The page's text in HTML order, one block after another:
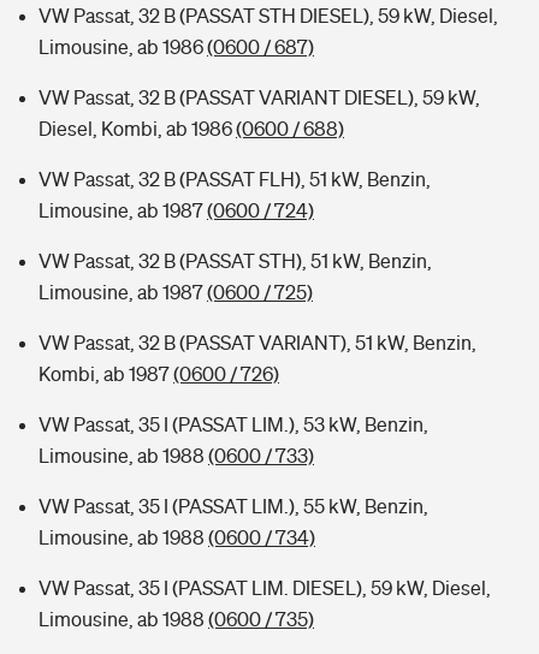
VW Passat, 32 B (PASSAT STH DIESEL), 59 kW, Diesel,
Limousine, ab 1986(0600 / 687)
VW Passat, 32 B (PASSAT VARIANT DIESEL), 59 kW,
Diesel, Kombi, ab 1986(0600 / 688)
VW Passat, 32 B (PASSAT FLH), 51 kW, Benzin,
Limousine, ab 1987(0600 / 724)
VW Passat, 32 B (PASSAT STH), 51 kW, Benzin,
Limousine, ab 1987(0600 / 725)
VW Passat, 32 B (PASSAT VARIANT), 51 kW, Benzin,
Kombi, ab 1987(0600 / 726)
VW Passat, 35 I (PASSAT LIM.), 53 kW, Benzin,
Limousine, ab 1988 (0600 / 733)
VW Passat, 35 I (PASSAT LIM.), 55 kW, Benzin,
Limousine, ab 1988 (0600 / 734)
VW Passat, 35 I (PASSAT LIM. DIESEL), 59 kW, Diesel,
Limousine, ab 1988 (0600 / 735)